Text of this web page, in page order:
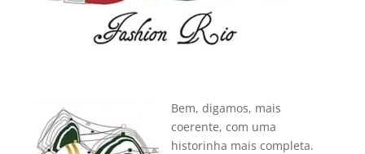
Bem, digamos, mais
coerente, com uma
historinha mais completa.